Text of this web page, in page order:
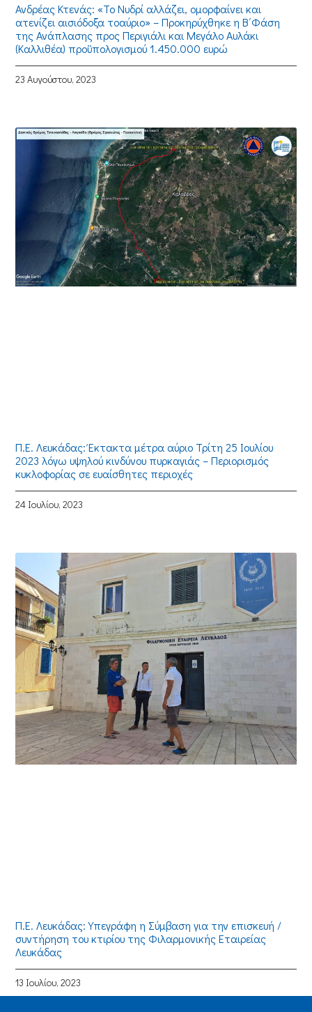
Ανδρέας Κτενάς: «Το Νυδρί αλλάζει, ομορφαίνει και
ατενίζει αισιόδοξα τοαύριο» – Προκηρύχθηκε η Β΄Φάση
της Ανάπλασης προς Περιγιάλι και Μεγάλο Αυλάκι
(Καλλιθέα) προϋπολογισμού 1.450.000 ευρώ
23 Αυγούστου, 2023
Π.Ε. Λευκάδας: Έκτακτα μέτρα αύριο Τρίτη 25 Ιουλίου
2023 λόγω υψηλού κινδύνου πυρκαγιάς – Περιορισμός
κυκλοφορίας σε ευαίσθητες περιοχές
24 Ιουλίου, 2023
Π.Ε. Λευκάδας: Υπεγράφη η Σύμβαση για την επισκευή /
συντήρηση του κτιρίου της Φιλαρμονικής Εταιρείας
Λευκάδας
13 Ιουλίου, 2023